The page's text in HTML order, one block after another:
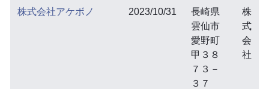
株式会社アケボノ 2023/10/31
長崎県
雲仙市
愛野町
甲３８
７３－
３７
株
式
会
社